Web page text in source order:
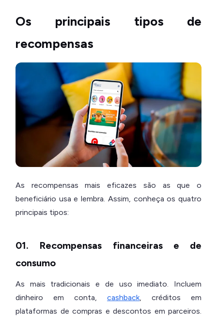
Os principais tipos de
recompensas
As recompensas mais eficazes são as que o
beneficiário usa e lembra. Assim, conheça os quatro
principais tipos:
01. Recompensas financeiras e de
consumo
As mais tradicionais e de uso imediato. Incluem
dinheiro em conta, cashback, créditos em
plataformas de compras e descontos em parceiros.